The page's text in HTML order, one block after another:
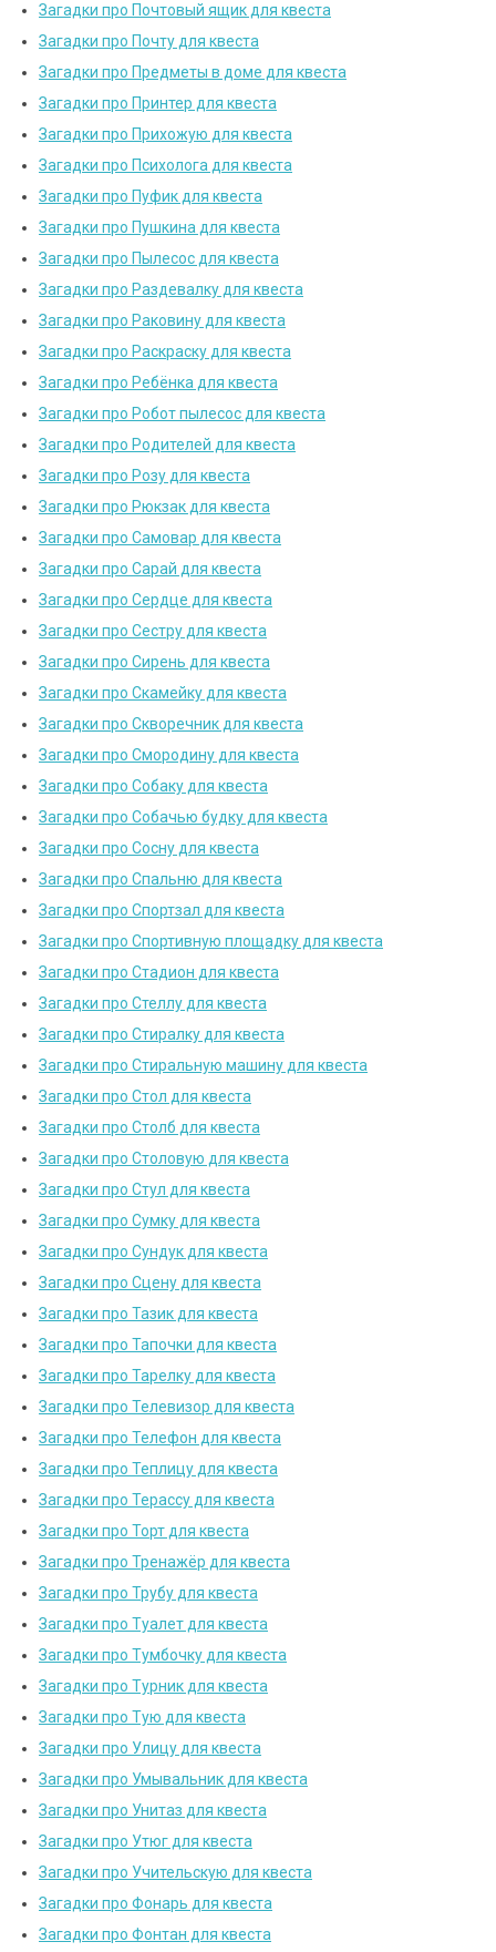
Загадки про Почтовый ящик для квеста
Загадки про Почту для квеста
Загадки про Предметы в доме для квеста
Загадки про Принтер для квеста
Загадки про Прихожую для квеста
Загадки про Психолога для квеста
Загадки про Пуфик для квеста
Загадки про Пушкина для квеста
Загадки про Пылесос для квеста
Загадки про Раздевалку для квеста
Загадки про Раковину для квеста
Загадки про Раскраску для квеста
Загадки про Ребёнка для квеста
Загадки про Робот пылесос для квеста
Загадки про Родителей для квеста
Загадки про Розу для квеста
Загадки про Рюкзак для квеста
Загадки про Самовар для квеста
Загадки про Сарай для квеста
Загадки про Сердце для квеста
Загадки про Сестру для квеста
Загадки про Сирень для квеста
Загадки про Скамейку для квеста
Загадки про Скворечник для квеста
Загадки про Смородину для квеста
Загадки про Собаку для квеста
Загадки про Собачью будку для квеста
Загадки про Сосну для квеста
Загадки про Спальню для квеста
Загадки про Спортзал для квеста
Загадки про Спортивную площадку для квеста
Загадки про Стадион для квеста
Загадки про Стеллу для квеста
Загадки про Стиралку для квеста
Загадки про Стиральную машину для квеста
Загадки про Стол для квеста
Загадки про Столб для квеста
Загадки про Столовую для квеста
Загадки про Стул для квеста
Загадки про Сумку для квеста
Загадки про Сундук для квеста
Загадки про Сцену для квеста
Загадки про Тазик для квеста
Загадки про Тапочки для квеста
Загадки про Тарелку для квеста
Загадки про Телевизор для квеста
Загадки про Телефон для квеста
Загадки про Теплицу для квеста
Загадки про Терассу для квеста
Загадки про Торт для квеста
Загадки про Тренажёр для квеста
Загадки про Трубу для квеста
Загадки про Туалет для квеста
Загадки про Тумбочку для квеста
Загадки про Турник для квеста
Загадки про Тую для квеста
Загадки про Улицу для квеста
Загадки про Умывальник для квеста
Загадки про Унитаз для квеста
Загадки про Утюг для квеста
Загадки про Учительскую для квеста
Загадки про Фонарь для квеста
Загадки про Фонтан для квеста